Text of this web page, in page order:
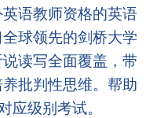
语教师资格的英语
球领先的剑桥大学
读写全面覆盖，带
批判性思维。帮助
应级别考试。